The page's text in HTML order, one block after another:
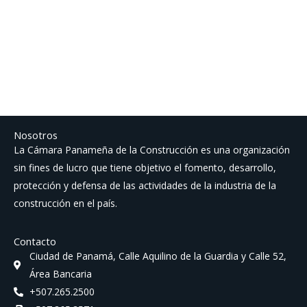
Nosotros
La Cámara Panameña de la Construcción es una organización
sin fines de lucro que tiene objetivo el fomento, desarrollo,
protección y defensa de las actividades de la industria de la
construcción en el país.
Contacto
Ciudad de Panamá, Calle Aquilino de la Guardia y Calle 52,
Área Bancaria
+507.265.2500